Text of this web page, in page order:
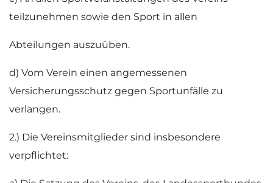
teilzunehmen sowie den Sport in allen
Abteilungen auszuüben.
d) Vom Verein einen angemessenen
Versicherungsschutz gegen Sportunfälle zu
verlangen.
2.) Die Vereinsmitglieder sind insbesondere
verpflichtet: